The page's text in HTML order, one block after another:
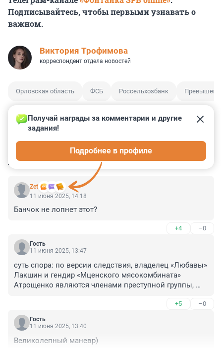
Подписывайтесь, чтобы первыми узнавать о
важном.
Виктория Трофимова
корреспондент отдела новостей
Орловская область ФСБ Россельхозбанк
КОММЕНТАРИИ 12
Zet
Получай награды за комментарии и другие
задания!
Подробнее в профиле
11 июня 2025, 14:18
Банчок не лопнет этот?
+4 –0
Гость
11 июня 2025, 13:47
суть спора: по версии следствия, владелец «Любавы»
Лакшин и гендир «Мценского мясокомбината»
Атрощенко являются членами преступной группы,
млн руб., подменив говяжьи консервы, которые они
по контракту должны были поставить МВД и
Минобороны, на гораздо более дешевые куриные.
+5 –0
Гость
11 июня 2025, 13:40
Великолепный маневр)